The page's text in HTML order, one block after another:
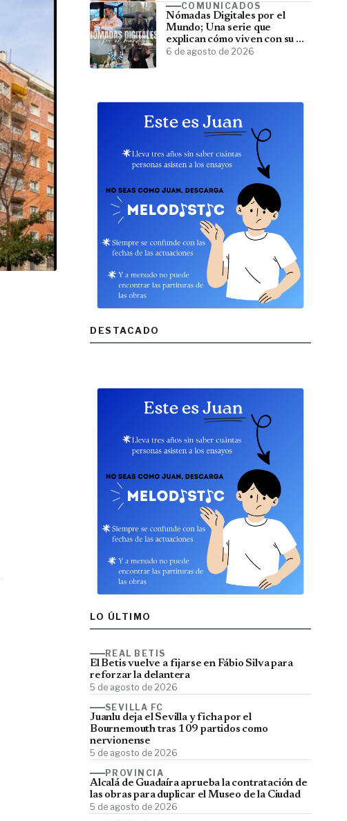
COMUNICADOS
Nómadas Digitales por el
Mundo; Una serie que
explican cómo viven con su PC
y viajan por el mundo
6 de agosto de 2026
DESTACADO
LO ÚLTIMO
REAL BETIS
El Betis vuelve a fijarse en Fábio Silva para
reforzar la delantera
5 de agosto de 2026
SEVILLA FC
Juanlu deja el Sevilla y ficha por el
Bournemouth tras 109 partidos como
nervionense
5 de agosto de 2026
PROVINCIA
Alcalá de Guadaíra aprueba la contratación de
las obras para duplicar el Museo de la Ciudad
5 de agosto de 2026